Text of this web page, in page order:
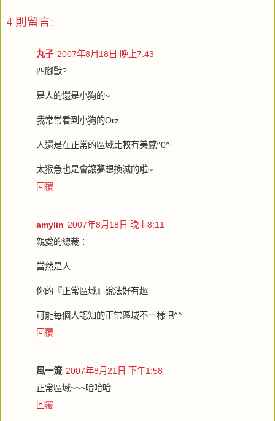
4 則留言:
丸子 2007年8月18日 晚上7:43
四腳獸?
是人的還是小狗的~
我常常看到小狗的Orz....
人還是在正常的區域比較有美感^0^
太猴急也是會讓夢想換滅的啦~
回覆
amylin 2007年8月18日 晚上8:11
親愛的總裁：
當然是人....
你的『正常區域』說法好有趣
可能每個人認知的正常區域不一樣吧^^
回覆
風一流 2007年8月21日 下午1:58
正常區域~~~哈哈哈
回覆